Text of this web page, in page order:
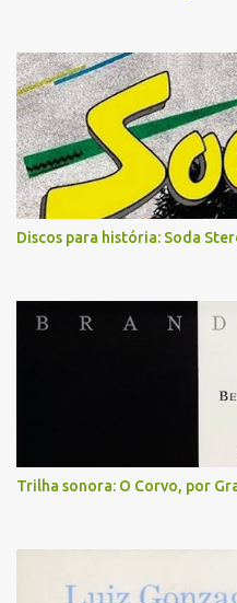
Discos para história: Soda
Trilha sonora: O Corvo, por